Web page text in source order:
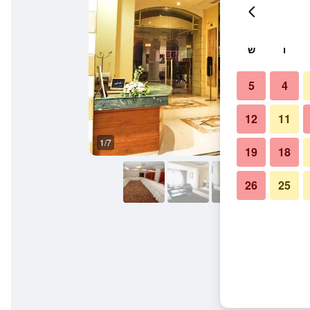
1/7
ו ש
4
5
11
12
18
19
25
26